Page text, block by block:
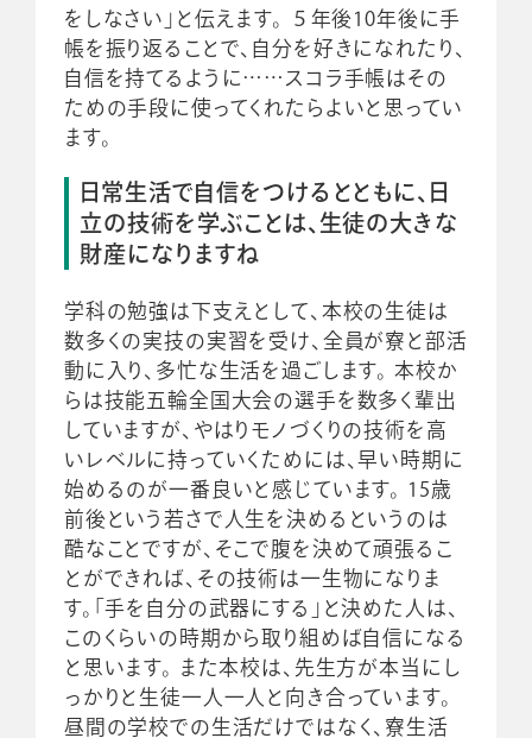
をしなさい」と伝えます。 ５年後10年後に手
帳を振り返ることで、自分を好きになれたり、
自信を持てるように……スコラ手帳はその
ための手段に使ってくれたらよいと思ってい
ます。
日常生活で自信をつけるとともに、日
立の技術を学ぶことは、生徒の大きな
財産になりますね
学科の勉強は下支えとして、本校の生徒は
数多くの実技の実習を受け、全員が寮と部活
動に入り、多忙な生活を過ごします。 本校か
らは技能五輪全国大会の選手を数多く輩出
していますが、やはりモノづくりの技術を高
いレベルに持っていくためには、早い時期に
始めるのが一番良いと感じています。 15歳
前後という若さで人生を決めるというのは
酷なことですが、そこで腹を決めて頑張るこ
とができれば、その技術は一生物になりま
す。「手を自分の武器にする」と決めた人は、
このくらいの時期から取り組めば自信になる
と思います。 また本校は、先生方が本当にし
っかりと生徒一人一人と向き合っています。
昼間の学校での生活だけではなく、寮生活